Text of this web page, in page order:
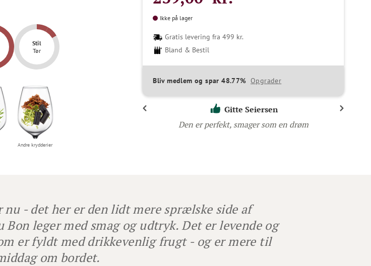
Stil
Tør
Andre krydderier
Gratis levering fra 499 kr.
Bland & Bestil
Ikke på lager
Bliv medlem og spar 48.77% Opgrader
Jeppe Nielsen
Ikke for kogt som det kan
blive i Bandol
Gitte Seiersen
Den er perfekt, smager som en drøm
- det her er den lidt mere sprælske side af
Bon leger med smag og udtryk. Det er levende og
er fyldt med drikkevenlig frugt - og er mere til
om bordet.